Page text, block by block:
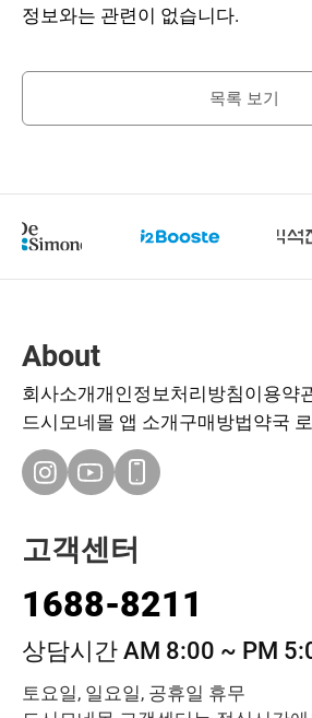
정보와는 관련이 없습니다.
목록 보기
About
회사소개개인정보처리방침이용약
드시모네몰 앱 소개구매방법약국
고객센터
1688-8211
상담시간 AM 8:00 ~ PM
토요일, 일요일, 공휴일 휴무